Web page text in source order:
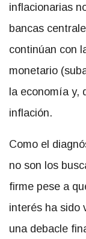
inflacionarias
bancas
continúan con
monetario
la economía y,
inflación.
Como el
no son los
firme pese a
interés ha sido
una debacle